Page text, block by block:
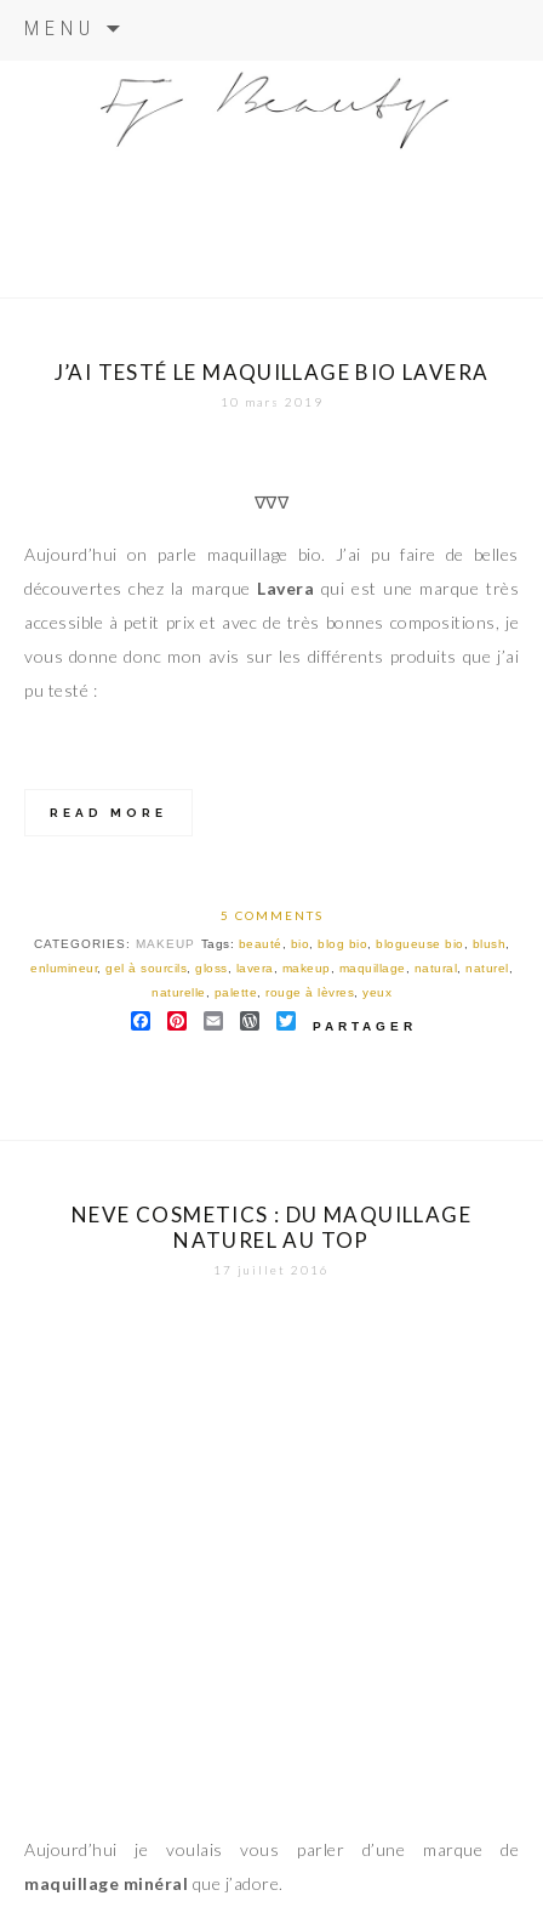
MENU
content
J’AI TESTÉ LE MAQUILLAGE BIO LAVERA
10 mars 2019
∇∇∇
Aujourd’hui on parle maquillage bio. J’ai pu faire de belles
découvertes chez la marque Lavera qui est une marque très
accessible à petit prix et avec de très bonnes compositions, je
vous donne donc mon avis sur les différents produits que j’ai
pu testé :
READ MORE
5 COMMENTS
CATEGORIES: MAKEUP Tags: beauté bio blog bio blogueuse bio blush
enlumineur, gel à sourcils gloss lavera makeup maquillage natural naturel
naturelle
palette rouge à lèvres yeux
FACEBOOK
PINTEREST
EMAILWORDPRESS
TWITTER
PARTAGER
NEVE COSMETICS : DU MAQUILLAGE
NATUREL AU TOP
17 juillet 2016
Aujourd’hui je voulais vous parler d’une marque de
maquillage minéral que j’adore.